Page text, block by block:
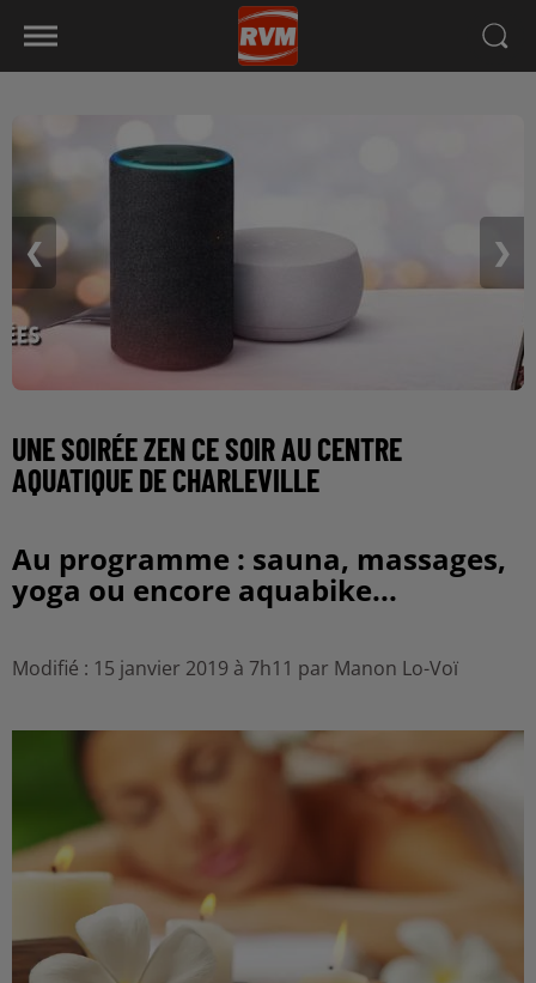
❮ ❯
UNE SOIRÉE ZEN CE SOIR AU CENTRE
AQUATIQUE DE CHARLEVILLE
Au programme : sauna, massages,
yoga ou encore aquabike...
Modifié : 15 janvier 2019 à 7h11 par Manon Lo-Voï